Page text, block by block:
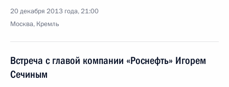
20 декабря 2013 года, 21:00
Москва, Кремль
Встреча с главой компании «Роснефть» Игорем
Сечиным